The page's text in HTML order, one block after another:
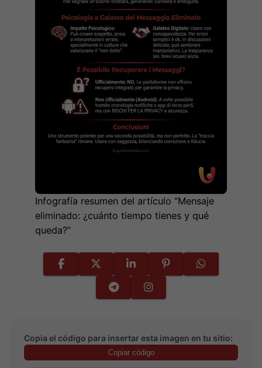
Infografía resumen del artículo “Mensaje
eliminado: ¿cuánto tiempo tienes y qué
queda?”
Copia el código para insertar esta imagen en tu sitio:
Copiar código